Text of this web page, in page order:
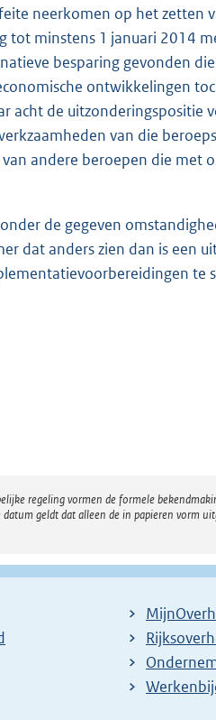
neerkomen op het zetten
minstens 1 januari 2014
besparing gevonden
ontwikkelingen
de uitzonderingspositie
van die
andere beroepen die met
de gegeven
dat anders zien dan is een
te
regeling vormen de formele
geldt dat alleen de in papieren vorm
E
x
t
E
x
E